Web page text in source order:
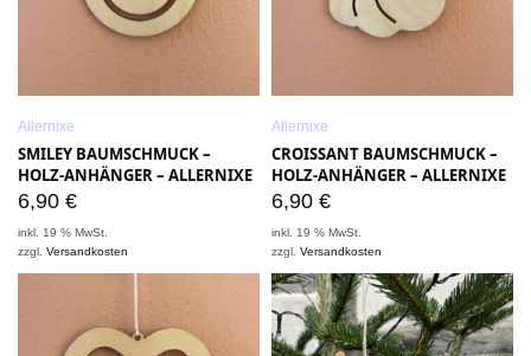
Allernixe
SMILEY BAUMSCHMUCK –
HOLZ-ANHÄNGER – ALLERNIXE
6,90 €
inkl. 19 % MwSt.
zzgl.Versandkosten
Allernixe
CROISSANT BAUMSCHMUCK –
HOLZ-ANHÄNGER – ALLERNIXE
6,90 €
inkl. 19 % MwSt.
zzgl.Versandkosten